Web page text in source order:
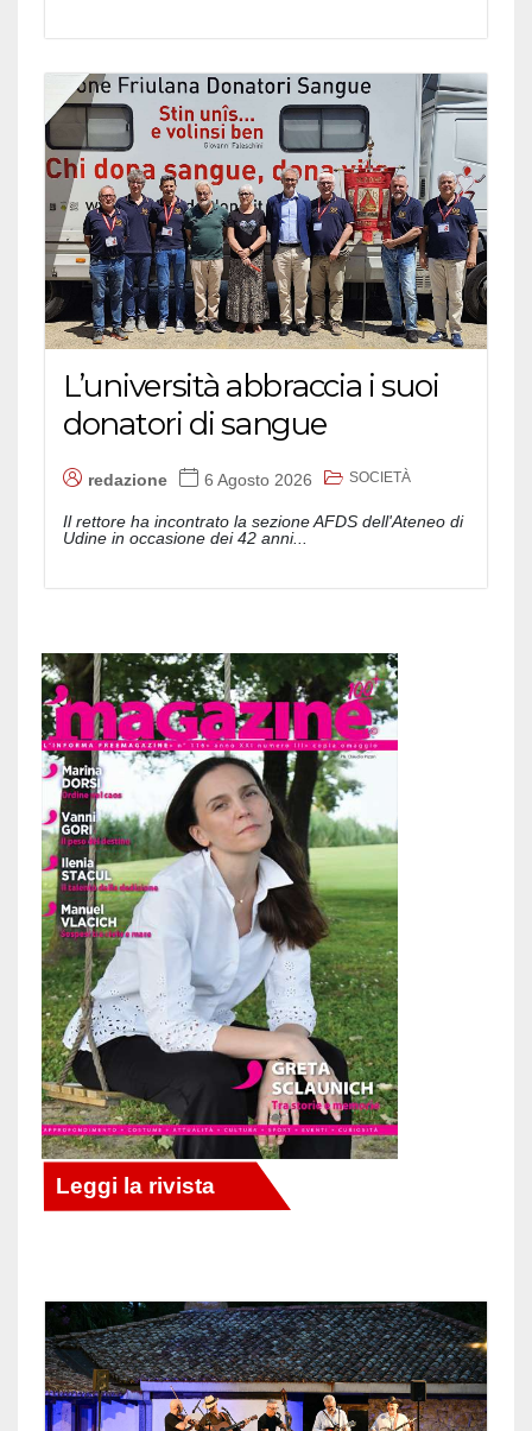
L’università abbraccia i suoi
donatori di sangue
redazione 6 Agosto 2026 SOCIETÀ
Il rettore ha incontrato la sezione AFDS dell'Ateneo di
Udine in occasione dei 42 anni...